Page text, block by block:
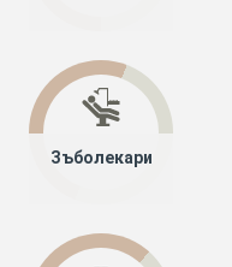
Зъболекари